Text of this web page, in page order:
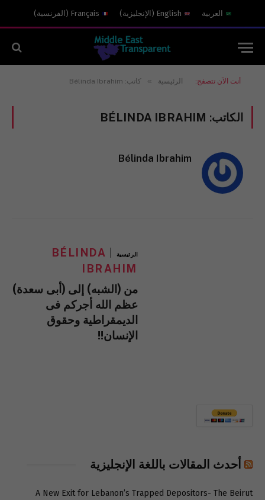
العربية English
( الإنجليزية)
Français
( الفرنسية)
أنت الآن تتصفح: الرئيسية » كاتب: Bélinda Ibrahim
الكاتب: BÉLINDA IBRAHIM
Bélinda Ibrahim
الرئيسية
BÉLINDA
IBRAHIM
من (الشبه) إلى (أبى سعدة)
عظم الله أجركم فى
الديمقراطية وحقوق
الإنسان!!
أحدث المقالات باللغة الإنجليزية
A New Exit for Lebanon’s Trapped Depositors- The Beirut